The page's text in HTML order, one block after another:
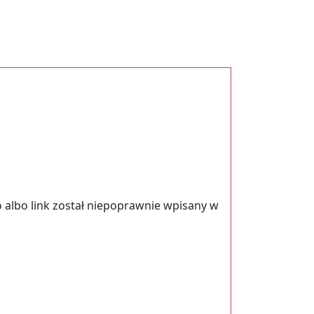
link został niepoprawnie wpisany w